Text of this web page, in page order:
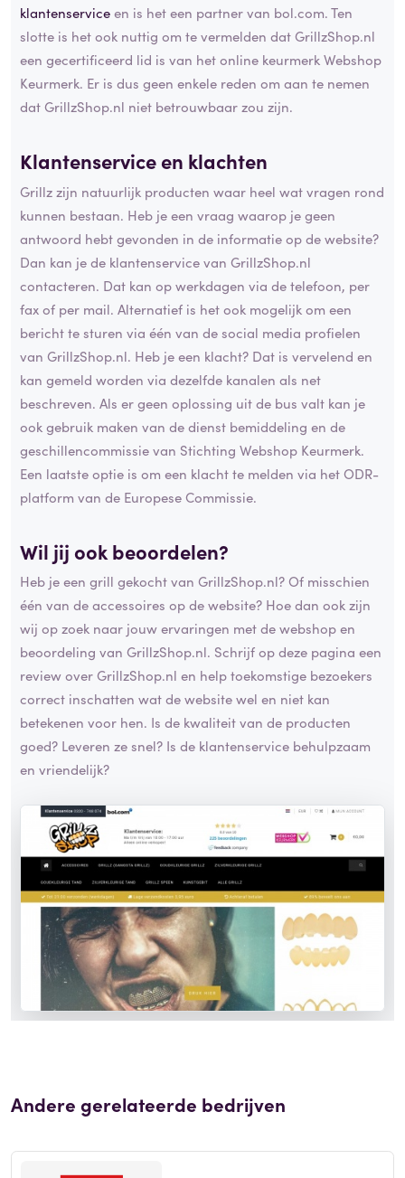
klantenserviceen is het een partner van bol.com. Ten
slotte is het ook nuttig om te vermelden dat GrillzShop.nl
een gecertificeerd lid is van het online keurmerk Webshop
Keurmerk. Er is dus geen enkele reden om aan te nemen
dat GrillzShop.nl niet betrouwbaar zou zijn.
Klantenservice en klachten
Grillz zijn natuurlijk producten waar heel wat vragen rond
kunnen bestaan. Heb je een vraag waarop je geen
antwoord hebt gevonden in de informatie op de website?
Dan kan je de klantenservice van GrillzShop.nl
contacteren. Dat kan op werkdagen via de telefoon, per
fax of per mail. Alternatief is het ook mogelijk om een
bericht te sturen via één van de social media profielen
van GrillzShop.nl. Heb je een klacht? Dat is vervelend en
kan gemeld worden via dezelfde kanalen als net
beschreven. Als er geen oplossing uit de bus valt kan je
ook gebruik maken van de dienst bemiddeling en de
geschillencommissie van Stichting Webshop Keurmerk.
Een laatste optie is om een klacht te melden via het ODR-
platform van de Europese Commissie.
Wil jij ook beoordelen?
Heb je een grill gekocht van GrillzShop.nl? Of misschien
één van de accessoires op de website? Hoe dan ook zijn
wij op zoek naar jouw ervaringen met de webshop en
beoordeling van GrillzShop.nl. Schrijf op deze pagina een
review over GrillzShop.nl en help toekomstige bezoekers
correct inschatten wat de website wel en niet kan
betekenen voor hen. Is de kwaliteit van de producten
goed? Leveren ze snel? Is de klantenservice behulpzaam
en vriendelijk?
Andere gerelateerde bedrijven